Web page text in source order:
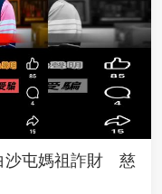
沙屯媽祖詐財 慈